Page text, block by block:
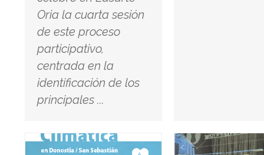
Oria la cuarta sesión
de este proceso
participativo,
centrada en la
identificación de los
principales ...